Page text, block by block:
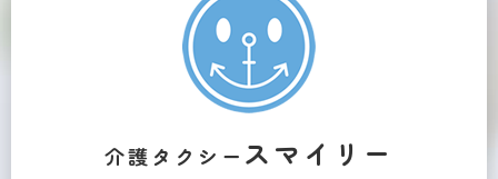
介護タクシー スマイリー